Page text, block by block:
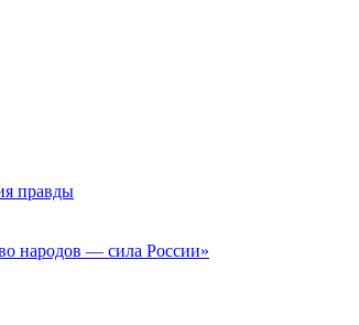
правды
народов — сила России»